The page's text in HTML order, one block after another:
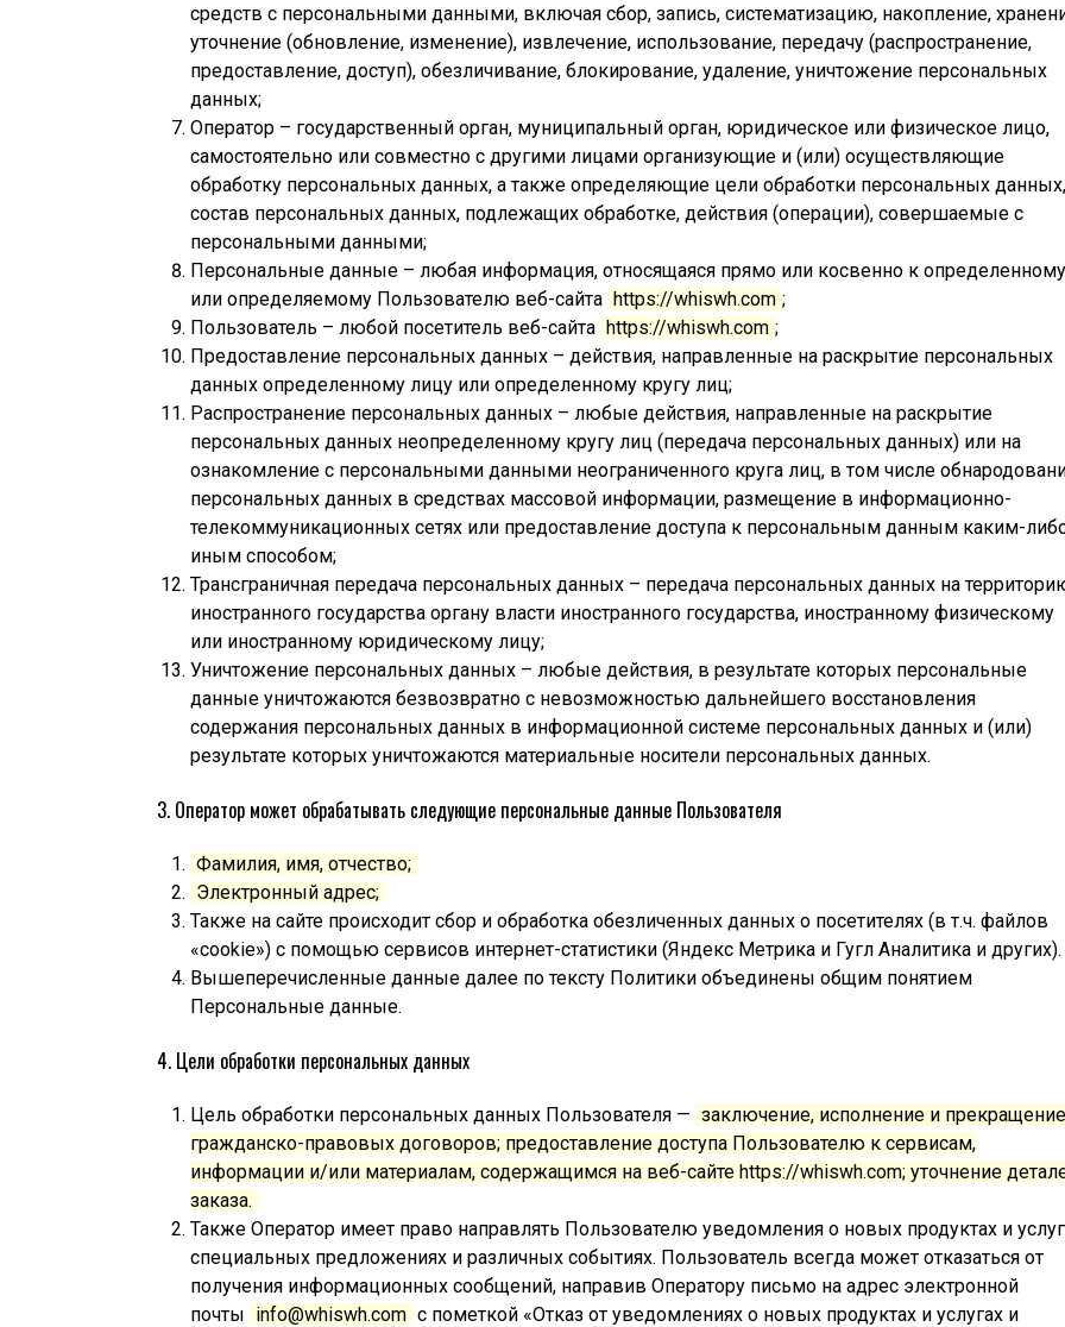
средств с персональными данными, включая сбор, запись, систематизацию, накопление,
уточнение (обновление, изменение), извлечение, использование, передачу (распространение,
предоставление, доступ), обезличивание, блокирование, удаление, уничтожение персональных
данных;
Оператор – государственный орган, муниципальный орган, юридическое или физическое лицо,
самостоятельно или совместно с другими лицами организующие и (или) осуществляющие
обработку персональных данных, а также определяющие цели обработки персональных данных,
состав персональных данных, подлежащих обработке, действия (операции), совершаемые с
персональными данными;
Персональные данные – любая информация, относящаяся прямо или косвенно к определенному
или определяемому Пользователю веб-сайта https://whiswh.com ;
Пользователь – любой посетитель веб-сайта https://whiswh.com ;
Предоставление персональных данных – действия, направленные на раскрытие персональных
данных определенному лицу или определенному кругу лиц;
Распространение персональных данных – любые действия, направленные на раскрытие
персональных данных неопределенному кругу лиц (передача персональных данных) или на
ознакомление с персональными данными неограниченного круга лиц, в том числе
персональных данных в средствах массовой информации, размещение в информационно-
телекоммуникационных сетях или предоставление доступа к персональным данным каким-
иным способом;
Трансграничная передача персональных данных – передача персональных данных на
иностранного государства органу власти иностранного государства, иностранному физическому
или иностранному юридическому лицу;
Уничтожение персональных данных – любые действия, в результате которых персональные
данные уничтожаются безвозвратно с невозможностью дальнейшего восстановления
содержания персональных данных в информационной системе персональных данных и (или)
результате которых уничтожаются материальные носители персональных данных.
3. Оператор может обрабатывать следующие персональные данные Пользователя
Фамилия, имя, отчество;
Электронный адрес;
Также на сайте происходит сбор и обработка обезличенных данных о посетителях (в т.ч. файлов
«cookie») с помощью сервисов интернет-статистики (Яндекс Метрика и Гугл Аналитика и других).
Вышеперечисленные данные далее по тексту Политики объединены общим понятием
Персональные данные.
4. Цели обработки персональных данных
Цель обработки персональных данных Пользователя — заключение, исполнение и прекращение
гражданско-правовых договоров; предоставление доступа Пользователю к сервисам,
информации и/или материалам, содержащимся на веб-сайте https://whiswh.com; уточнение
заказа.
Также Оператор имеет право направлять Пользователю уведомления о новых продуктах и
специальных предложениях и различных событиях. Пользователь всегда может отказаться от
получения информационных сообщений, направив Оператору письмо на адрес электронной
почты info@whiswh.com с пометкой «Отказ от уведомлениях о новых продуктах и услугах и